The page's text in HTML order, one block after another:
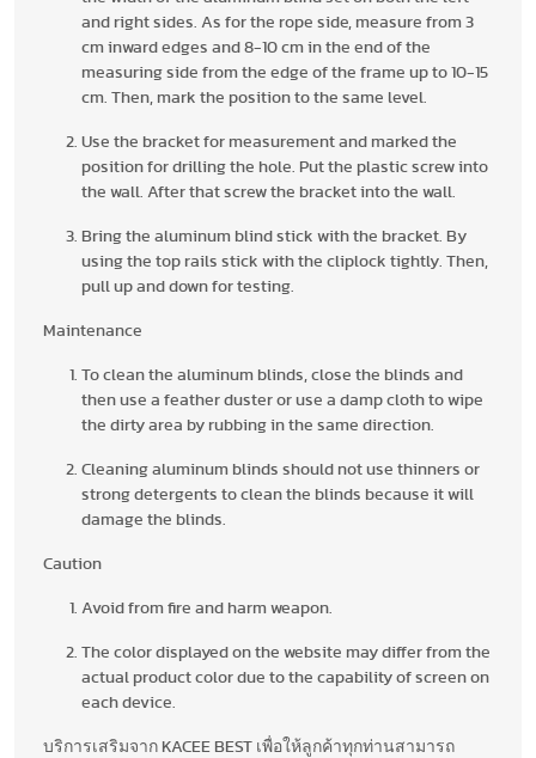
and right sides. As for the rope side, measure from 3
cm inward edges and 8-10 cm in the end of the
measuring side from the edge of the frame up to 10-15
cm. Then, mark the position to the same level.
Use the bracket for measurement and marked the
position for drilling the hole. Put the plastic screw into
the wall. After that screw the bracket into the wall.
Bring the aluminum blind stick with the bracket. By
using the top rails stick with the cliplock tightly. Then,
pull up and down for testing.
Maintenance
To clean the aluminum blinds, close the blinds and
then use a feather duster or use a damp cloth to wipe
the dirty area by rubbing in the same direction.
Cleaning aluminum blinds should not use thinners or
strong detergents to clean the blinds because it will
damage the blinds.
Caution
Avoid from fire and harm weapon.
The color displayed on the website may differ from the
actual product color due to the capability of screen on
each device.
บริการเสริมจาก KACEE BEST เพื่อให้ลูกค้าทุกท่านสามารถ